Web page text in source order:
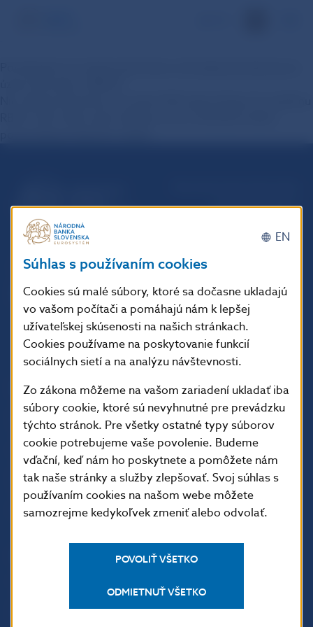
Imricha Karvaša 1
ĎALŠIE ODKAZY
Inštitút bankového
vzdelávania
Nadácia NBS
5peňazí - portál finančného
vzdelávania
Riešenie krízových situácií
Prihlásenie na odber
notifikácií o publikáciách
Užitočné linky
Mapa stránky
Oznamovanie
protispoločenskej činnosti
PRAKTICKÉ INFORMÁCIE
Ochrana finančného
Makroekonomické
EN
Súhlas s používaním cookies
Cookies sú malé súbory, ktoré sa dočasne ukladajú
vo vašom počítači a pomáhajú nám k lepšej
užívateľskej skúsenosti na našich stránkach.
Cookies používame na poskytovanie funkcií
sociálnych sietí a na analýzu návštevnosti.
Zo zákona môžeme na vašom zariadení ukladať iba
súbory cookie, ktoré sú nevyhnutné pre prevádzku
týchto stránok. Pre všetky ostatné typy súborov
cookie potrebujeme vaše povolenie. Budeme
vďační, keď nám ho poskytnete a pomôžete nám
tak naše stránky a služby zlepšovať. Svoj súhlas s
používaním cookies na našom webe môžete
samozrejme kedykoľvek zmeniť alebo odvolať.
POVOLIŤ VŠETKO
ODMIETNUŤ VŠETKO